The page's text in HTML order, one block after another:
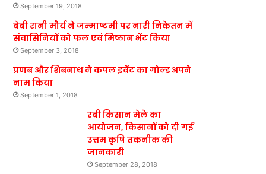
September 19, 2018
बेबी रानी मौर्य ने जन्माष्टमी पर नारी निकेतन में
संवासिनियों को फल एवं मिष्ठान भेंट किया
September 3, 2018
प्रणब और शिबनाथ ने कपल इवेंट का गोल्ड अपने
नाम किया
September 1, 2018
रबी किसान मेले का
आयोजन, किसानों को दी गई
उत्तम कृषि तकनीक की
जानकारी
September 28, 2018